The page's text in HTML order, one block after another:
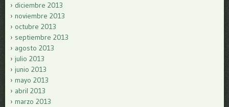
diciembre 2013
noviembre 2013
octubre 2013
septiembre 2013
agosto 2013
julio 2013
junio 2013
mayo 2013
abril 2013
marzo 2013